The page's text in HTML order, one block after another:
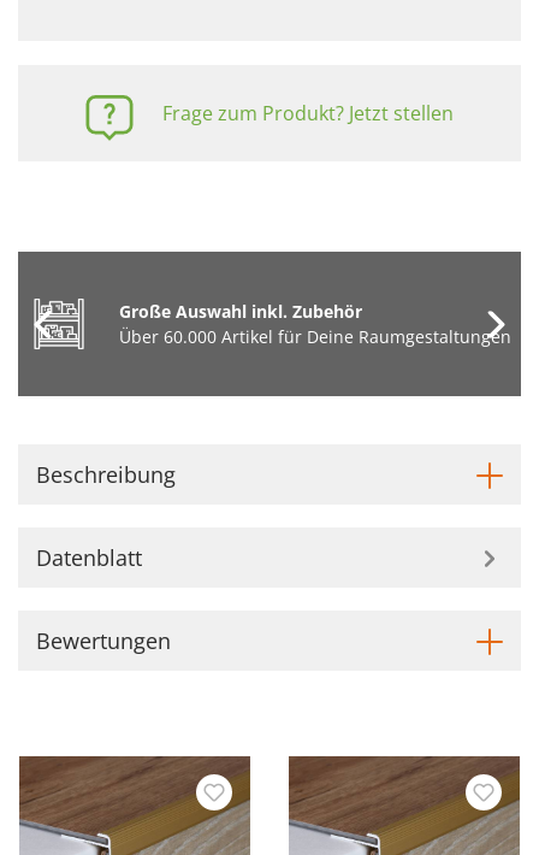
Frage zum Produkt? Jetzt stellen
Große Auswahl inkl. Zubehör
Über 60.000 Artikel für Deine Raumgestaltungen
Beschreibung
Datenblatt
Bewertungen